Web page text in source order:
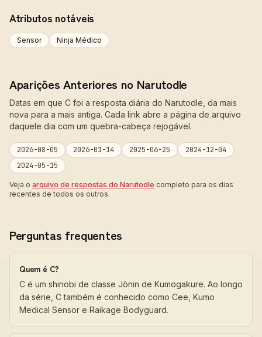
Atributos notáveis
Sensor Ninja Médico
Aparições Anteriores no Narutodle
Datas em que C foi a resposta diária do Narutodle, da mais
nova para a mais antiga. Cada link abre a página de arquivo
daquele dia com um quebra-cabeça rejogável.
2026-08-05 2026-01-14 2025-06-25
2024-12-04
2024-05-15
Veja o arquivo de respostas do Narutodle completo para os dias
recentes de todos os outros.
Perguntas frequentes
Quem é C?
C é um shinobi de classe Jōnin de Kumogakure. Ao longo
da série, C também é conhecido como Cee, Kumo
Medical Sensor e Raikage Bodyguard.